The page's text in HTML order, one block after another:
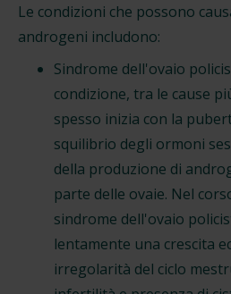
Le condizioni che possono
androgeni includono:
Sindrome dell'ovaio
condizione, tra le cause
spesso inizia con la
squilibrio degli ormoni
della produzione di
parte delle ovaie. Nel
sindrome dell'ovaio
lentamente una crescita
irregolarità del ciclo